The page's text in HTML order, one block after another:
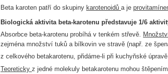
Beta karoten patří do skupiny karotenoidů a je
Biologická aktivita beta-karotenu představuje 1/6
Absorbce beta-karotenu probíhá v tenkém střevě.
zejména množství tuků a bílkovin ve stravě (např. ze
z celkového betakarotenu, přidáme-li při kuchyňské
Teoreticky z jedné molekuly betakarotenu mohou